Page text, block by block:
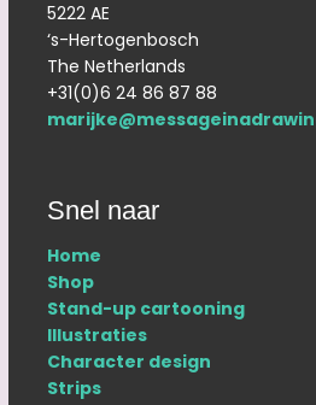
5222 AE
‘s-Hertogenbosch
The Netherlands
+31(0)6 24 86 87 88
Snel naar
Home
Shop
Stand-up cartooning
Illustraties
Character design
Strips